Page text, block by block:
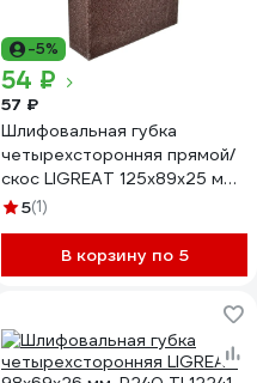
-5%
54 ₽
57 ₽
Шлифовальная губка
четырехсторонняя прямой/
скос LIGREAT 125х89х25 мм,
Р220 TL12315
5(1)
В корзину по 5